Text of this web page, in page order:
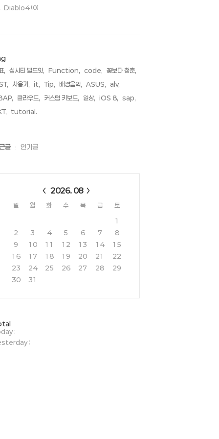
Diablo4 (0)
, 심시티 빌드잇, Function, code, 꽃보다 청춘,
사용기, it, Tip, 배경음악, ASUS, alv,
클라우드, 커스텀 키보드, 일상, iOS 8, sap,
tutorial,
글 인기글
2026. 08
일 월 화 수 목 금
토
1
2
3 4 5 6 7
8
9
10 11 12 13 14
15
16
17 18 19 20 21
22
23
24 25 26 27 28
29
30
31
:
: